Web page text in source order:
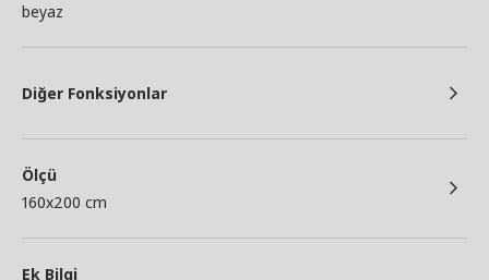
beyaz
Diğer Fonksiyonlar
Ölçü
160x200 cm
Ek Bilgi